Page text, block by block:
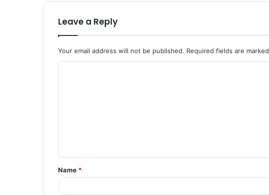
Leave a Reply
Your email address will not be published. Required fields are marked
Name *